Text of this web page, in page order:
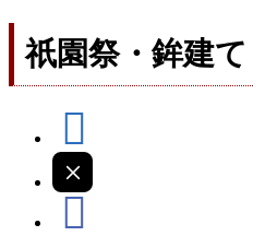
祇園祭・鉾建て